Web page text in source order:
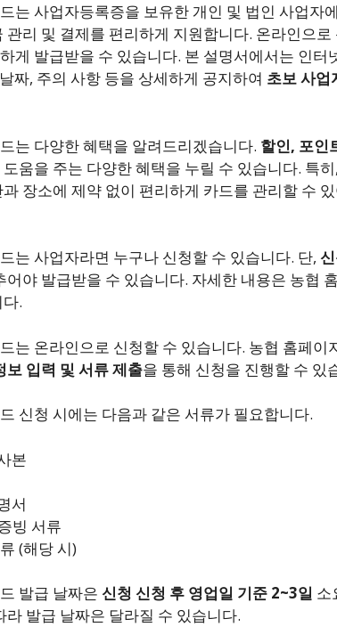
는 사업자등록증을 보유한 개인 및 법인 사업자
관리 및 결제를 편리하게 지원합니다. 온라인으
게 발급받을 수 있습니다. 본 설명서에서는 인터
짜, 주의 사항 등을 상세하게 공지하여 초보 사업
는 다양한 혜택을 알려드리겠습니다. 할인, 포인
움을 주는 다양한 혜택을 누릴 수 있습니다. 특히,
장소에 제약 없이 편리하게 카드를 관리할 수
는 사업자라면 누구나 신청할 수 있습니다. 단,
어야 발급받을 수 있습니다. 자세한 내용은 농협
.
는 온라인으로 신청할 수 있습니다. 농협 홈페이
보 입력 및 서류 제출을 통해 신청을 진행할 수 있
신청 시에는 다음과 같은 서류가 필요합니다.
본
서
빙 서류
(해당 시)
발급 날짜은 신청 신청 후 영업일 기준 2~3일 소
라 발급 날짜은 달라질 수 있습니다.